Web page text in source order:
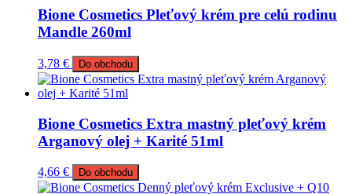
Bione Cosmetics Pleťový krém pre celú rodinu
Mandle 260ml
3,78 € Do obchodu
Bione Cosmetics Extra mastný pleťový krém
Arganový olej + Karité 51ml
4,66 € Do obchodu